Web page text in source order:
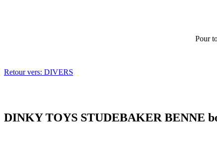
Pour
Retour vers: DIVERS
DINKY TOYS STUDEBAKER BENNE